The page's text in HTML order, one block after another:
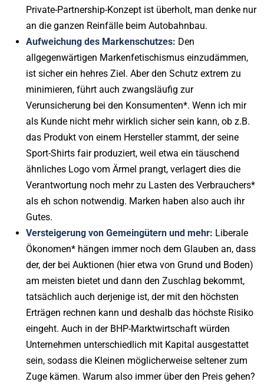
Private-Partnership-Konzept ist überholt, man denke nur
an die ganzen Reinfälle beim Autobahnbau.
Aufweichung des Markenschutzes: Den
allgegenwärtigen Markenfetischismus einzudämmen,
ist sicher ein hehres Ziel. Aber den Schutz extrem zu
minimieren, führt auch zwangsläufig zur
Verunsicherung bei den Konsumenten*. Wenn ich mir
als Kunde nicht mehr wirklich sicher sein kann, ob z.B.
das Produkt von einem Hersteller stammt, der seine
Sport-Shirts fair produziert, weil etwa ein täuschend
ähnliches Logo vom Ärmel prangt, verlagert dies die
Verantwortung noch mehr zu Lasten des Verbrauchers*
als eh schon notwendig. Marken haben also auch ihr
Gutes.
Versteigerung von Gemeingütern und mehr: Liberale
Ökonomen* hängen immer noch dem Glauben an, dass
der, der bei Auktionen (hier etwa von Grund und Boden)
am meisten bietet und dann den Zuschlag bekommt,
tatsächlich auch derjenige ist, der mit den höchsten
Erträgen rechnen kann und deshalb das höchste Risiko
eingeht. Auch in der BHP-Marktwirtschaft würden
Unternehmen unterschiedlich mit Kapital ausgestattet
sein, sodass die Kleinen möglicherweise seltener zum
Zuge kämen. Warum also immer über den Preis gehen?